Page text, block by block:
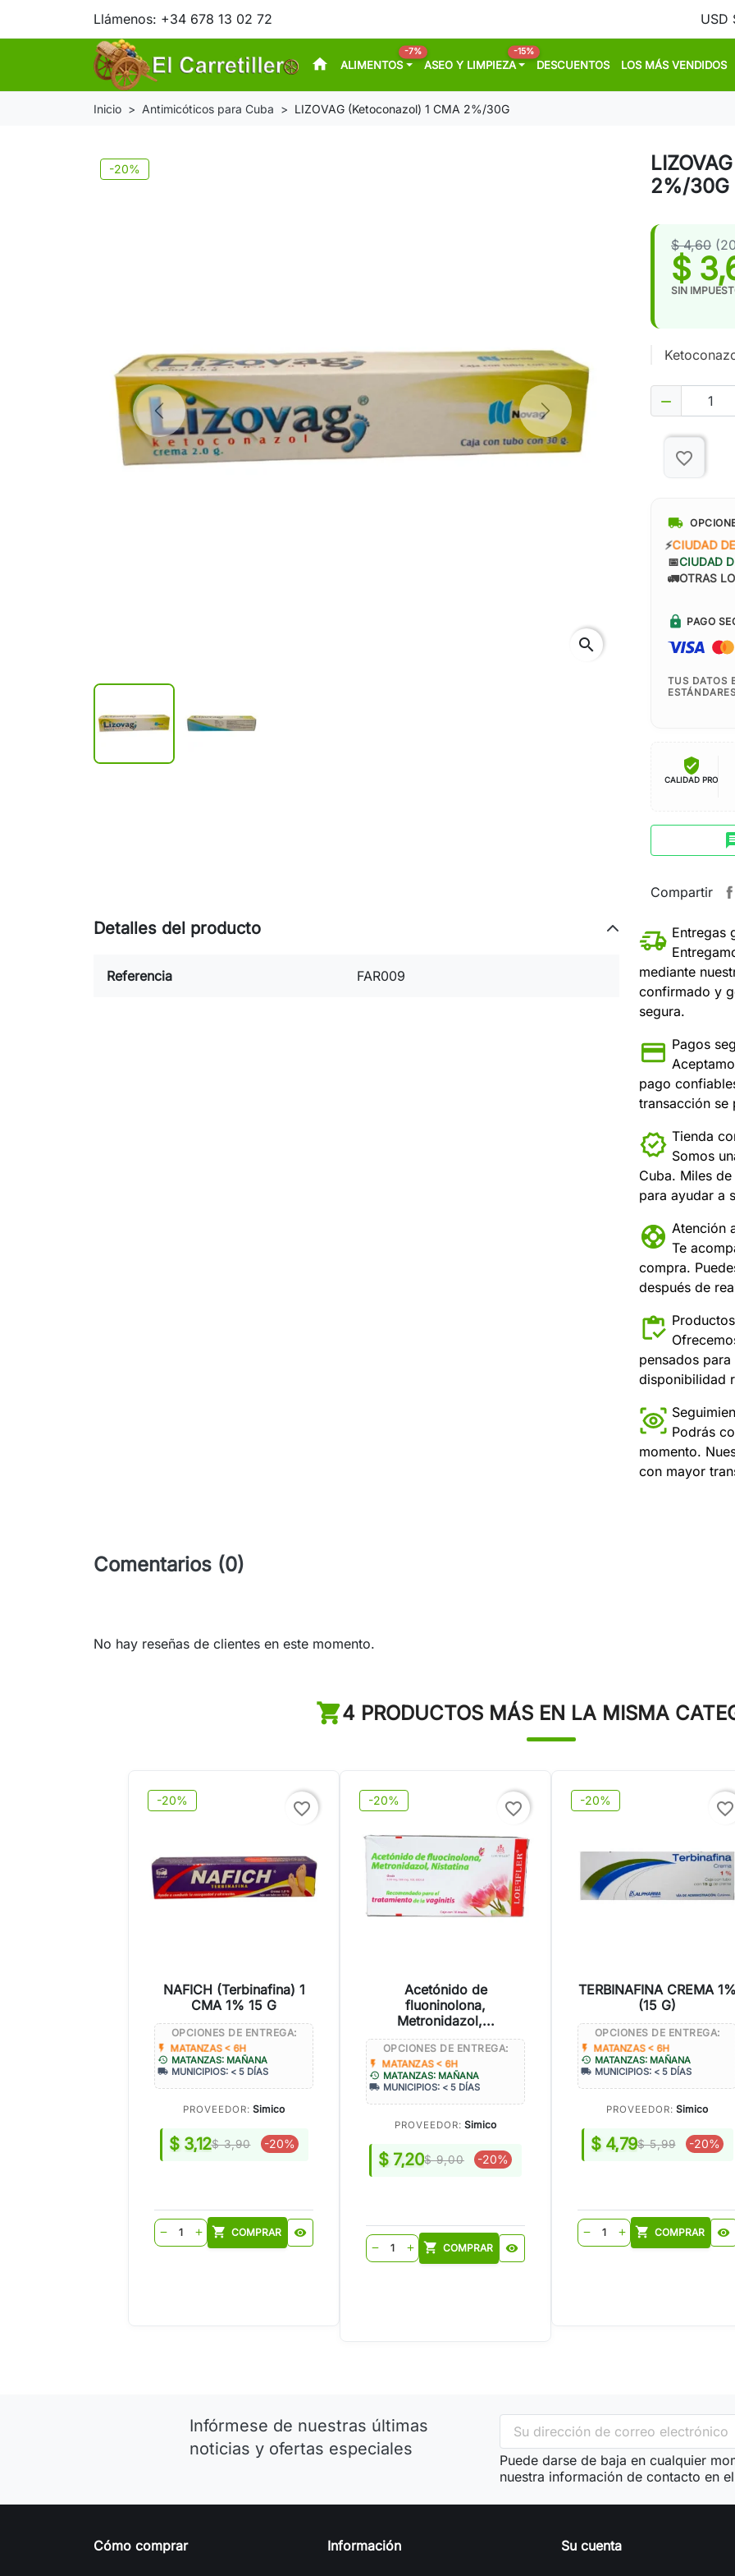
Llámenos: +34 678 13 02 72
home ALIMENTOS
-7%
ASEO Y LIMPIEZA
-15%
DESCUENTOS LOS MÁS VENDIDOS
Inicio Antimicóticos para Cuba LIZOVAG (Ketoconazol) 1 CMA 2%/30G
-20%
Previous Next
search
2%/30G
$ 4,60
$
SIN

favorite_border
local_shipping
⚡CIUDAD
📅CIUDAD
🚛OTRAS
lock PAGO
TUS DATOS
verified_user
CALIDAD PRO
Compartir
Entregas
mediante
confirmado y
segura.
Pagos
pago
transacción se
Tienda
Somos
Cuba. Miles
para ayudar a
Atención
Te
compra.
después de
pensados
disponibilidad
Podrás
momento.
con mayor
Detalles del producto
Referencia FAR009
Comentarios (0)
No hay reseñas de clientes en este momento.
4 PRODUCTOS MÁS EN LA MISMA
-20% favorite_border
NAFICH (Terbinafina) 1
CMA 1% 15 G
OPCIONES DE ENTREGA:
flash_on MATANZAS < 6H
history MATANZAS: MAÑANA
local_shipping MUNICIPIOS: < 5 DÍAS
PROVEEDOR: Simico
$ 3,12$ 3,90 -20%
remove add shopping_cart COMPRAR visibility
-20% favorite_border
Acetónido de
fluoninolona,
Metronidazol,...
OPCIONES DE ENTREGA:
flash_on MATANZAS < 6H
history MATANZAS: MAÑANA
local_shipping MUNICIPIOS: < 5 DÍAS
PROVEEDOR: Simico
$ 7,20$ 9,00 -20%
remove add shopping_cart COMPRAR visibility
-20% favorite_border
TERBINAFINA CREMA 1%
(15 G)
OPCIONES DE ENTREGA:
flash_on MATANZAS < 6H
history MATANZAS: MAÑANA
local_shipping MUNICIPIOS: < 5 DÍAS
PROVEEDOR: Simico
$ 4,79$ 5,99 -20%
remove add shopping_cart COMPRAR visibility
Infórmese de nuestras últimas
noticias y ofertas especiales
Puede darse de baja en cualquier
nuestra información de contacto en
Cómo comprar Información Su cuenta